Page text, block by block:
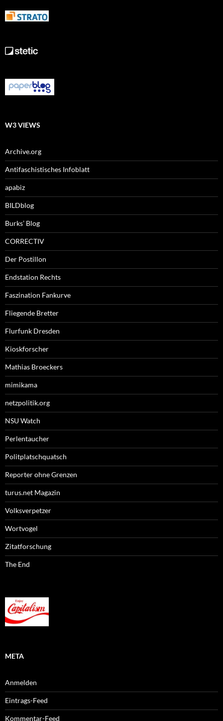
W3 VIEWS
Archive.org
Antifaschistisches Infoblatt
apabiz
BILDblog
Burks’ Blog
CORRECTIV
Der Postillon
Endstation Rechts
Faszination Fankurve
Fliegende Bretter
Flurfunk Dresden
Kioskforscher
Mathias Broeckers
mimikama
netzpolitik.org
NSU Watch
Perlentaucher
Politplatschquatsch
Reporter ohne Grenzen
turus.net Magazin
Volksverpetzer
Wortvogel
Zitatforschung
The End
META
Anmelden
Eintrags-Feed
Kommentar-Feed